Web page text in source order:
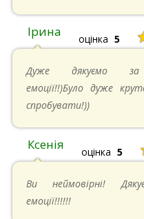
Ірина оцінка 5
Дуже дякуємо
емоції!!)Було дуже
спробувати!))
Ксенія оцінка 5
Ви неймовірні!
емоції!!!!!!